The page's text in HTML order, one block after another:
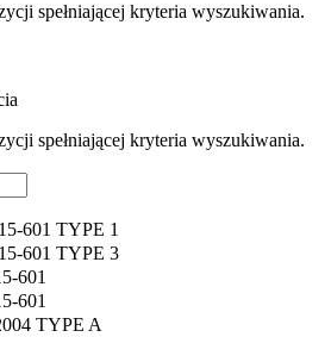
spełniającej kryteria wyszukiwania.
spełniającej kryteria wyszukiwania.
601 TYPE 1
601 TYPE 3
601
601
TYPE A